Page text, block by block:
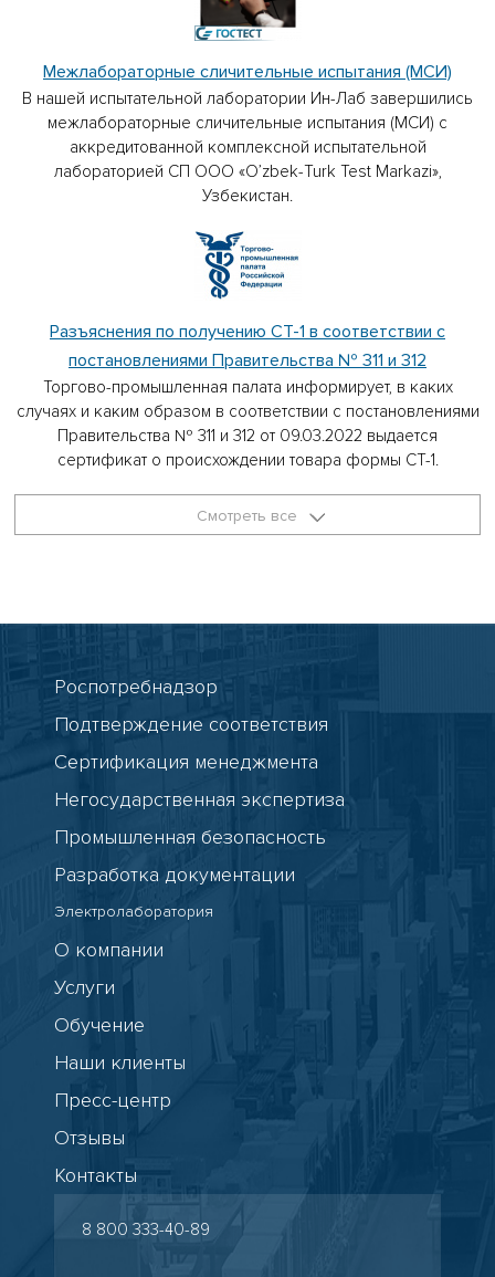
Межлабораторные сличительные испытания (МСИ)
В нашей испытательной лаборатории Ин-Лаб завершились
межлабораторные сличительные испытания (МСИ) с
аккредитованной комплексной испытательной
лабораторией СП ООО «O’zbek-Turk Test Markazi»,
Узбекистан.
Разъяснения по получению СТ-1 в соответствии с
постановлениями Правительства № 311 и 312
Торгово-промышленная палата информирует, в каких
случаях и каким образом в соответствии с постановлениями
Правительства № 311 и 312 от 09.03.2022 выдается
сертификат о происхождении товара формы СТ-1.
Смотреть все
О компании
Услуги
Обучение
Наши клиенты
Пресс-центр
Отзывы
Контакты
8 800 333-40-89
Роспотребнадзор
Подтверждение соответствия
Сертификация менеджмента
Негосударственная экспертиза
Промышленная безопасность
Разработка документации
Электролаборатория